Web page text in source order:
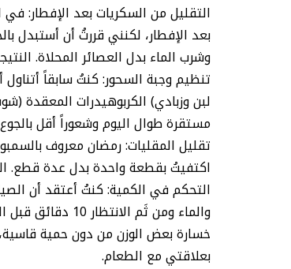
التقليل من السكريات بعد الإفطار:
بعد الإفطار، لكنني قررتُ أن أستبدل
وشرب الماء بدل العصائر المحلاة.
تنظيم وجبة السحور: كنتُ سابقاً
لبن وزبادي) الكربوهيدرات المعقدة
مستقرة طوال اليوم وشعوراً أقل
تقليل المقليات: رمضان معروف
اكتفيتُ بقطعة واحدة بدل عدة قطع.
التحكم في الكمية: كنتُ أعتقد أن
والماء ومن ثَم
خسارة بعض الوزن من دون حمية
بعلاقتي مع الطعام.